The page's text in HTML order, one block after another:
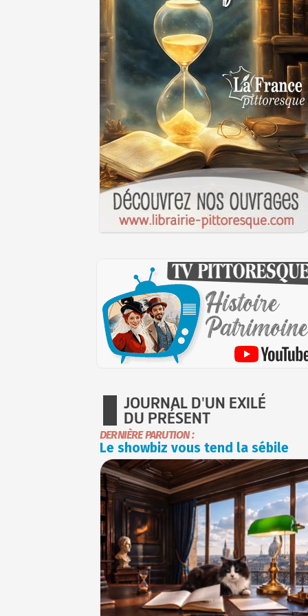
JOURNAL D'UN EXILÉ
DU PRÉSENT
DERNIÈRE PARUTION :
Le showbiz vous tend la sébile